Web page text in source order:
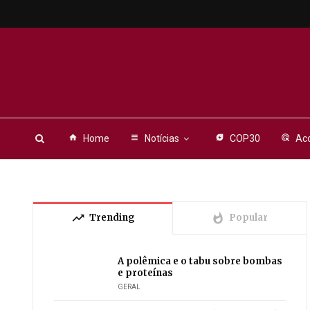
home Home view_headline Notícias energy_savings_leaf COP30 ads_click
trending_up Trending whatshot Popular
A polêmica e o tabu sobre bombas
e proteínas
GERAL